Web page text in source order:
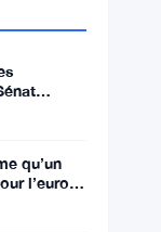
▼ -0.88%